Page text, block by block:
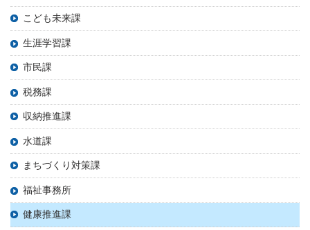
こども未来課
生涯学習課
市民課
税務課
収納推進課
水道課
まちづくり対策課
福祉事務所
健康推進課